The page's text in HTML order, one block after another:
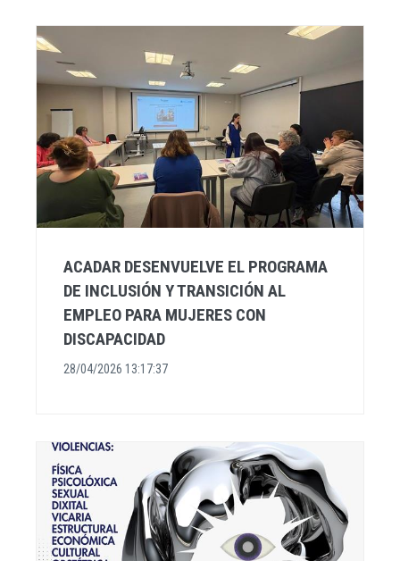
ACADAR DESENVUELVE EL PROGRAMA
DE INCLUSIÓN Y TRANSICIÓN AL
EMPLEO PARA MUJERES CON
DISCAPACIDAD
28/04/2026 13:17:37